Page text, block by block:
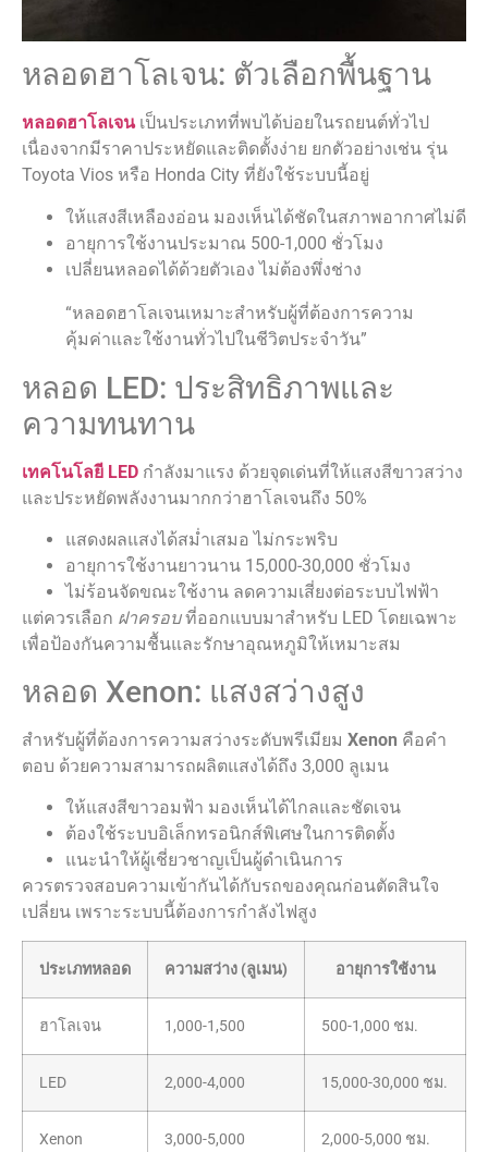
หลอดฮาโลเจน: ตัวเลือกพื้นฐาน
หลอดฮาโลเจนเป็นประเภทที่พบได้บ่อยในรถยนต์ทั่วไป
เนื่องจากมีราคาประหยัดและติดตั้งง่าย ยกตัวอย่างเช่น รุ่น
Toyota Vios หรือ Honda City ที่ยังใช้ระบบนี้อยู่
ให้แสงสีเหลืองอ่อน มองเห็นได้ชัดในสภาพอากาศไม่ดี
อายุการใช้งานประมาณ 500-1,000 ชั่วโมง
เปลี่ยนหลอดได้ด้วยตัวเอง ไม่ต้องพึ่งช่าง
“หลอดฮาโลเจนเหมาะสำหรับผู้ที่ต้องการความ
คุ้มค่าและใช้งานทั่วไปในชีวิตประจำวัน”
หลอด LED: ประสิทธิภาพและ
ความทนทาน
เทคโนโลยี LED กำลังมาแรง ด้วยจุดเด่นที่ให้แสงสีขาวสว่าง
และประหยัดพลังงานมากกว่าฮาโลเจนถึง 50%
แสดงผลแสงได้สม่ำเสมอ ไม่กระพริบ
อายุการใช้งานยาวนาน 15,000-30,000 ชั่วโมง
ไม่ร้อนจัดขณะใช้งาน ลดความเสี่ยงต่อระบบไฟฟ้า
แต่ควรเลือก ฝาครอบที่ออกแบบมาสำหรับ LED โดยเฉพาะ
เพื่อป้องกันความชื้นและรักษาอุณหภูมิให้เหมาะสม
หลอด Xenon: แสงสว่างสูง
สำหรับผู้ที่ต้องการความสว่างระดับพรีเมียม Xenon คือคำ
ตอบ ด้วยความสามารถผลิตแสงได้ถึง 3,000 ลูเมน
ให้แสงสีขาวอมฟ้า มองเห็นได้ไกลและชัดเจน
ต้องใช้ระบบอิเล็กทรอนิกส์พิเศษในการติดตั้ง
แนะนำให้ผู้เชี่ยวชาญเป็นผู้ดำเนินการ
ควรตรวจสอบความเข้ากันได้กับรถของคุณก่อนตัดสินใจ
เปลี่ยน เพราะระบบนี้ต้องการกำลังไฟสูง
ประเภทหลอด ความสว่าง (ลูเมน) อายุการใช้งาน
ฮาโลเจน 1,000-1,500 500-1,000 ชม.
LED 2,000-4,000 15,000-30,000 ชม.
Xenon 3,000-5,000 2,000-5,000 ชม.